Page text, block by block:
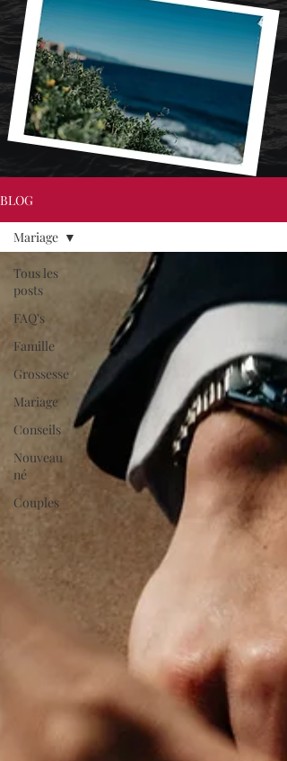
BLOG
Tous les
posts
FAQ's
Famille
Grossesse
Mariage
Conseils
Nouveau
né
Couples
Mariage